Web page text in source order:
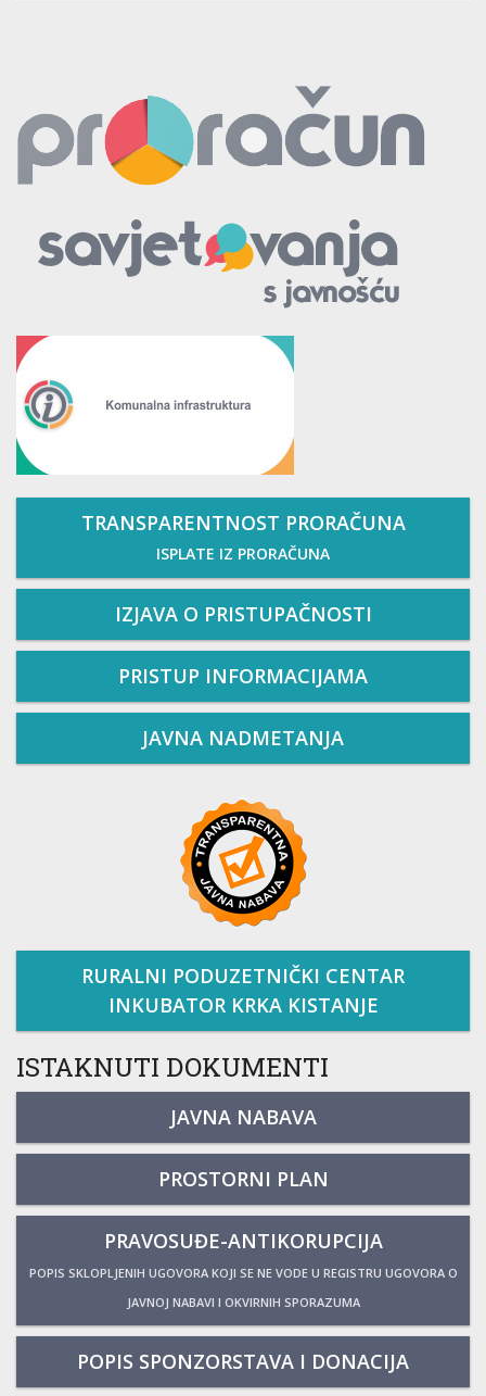
TRANSPARENTNOST PRORAČUNA
ISPLATE IZ PRORAČUNA
IZJAVA O PRISTUPAČNOSTI
PRISTUP INFORMACIJAMA
JAVNA NADMETANJA
RURALNI PODUZETNIČKI CENTAR
INKUBATOR KRKA KISTANJE
ISTAKNUTI DOKUMENTI
JAVNA NABAVA
PROSTORNI PLAN
PRAVOSUĐE-ANTIKORUPCIJA
POPIS SKLOPLJENIH UGOVORA KOJI SE NE VODE U REGISTRU UGOVORA O
JAVNOJ NABAVI I OKVIRNIH SPORAZUMA
POPIS SPONZORSTAVA I DONACIJA